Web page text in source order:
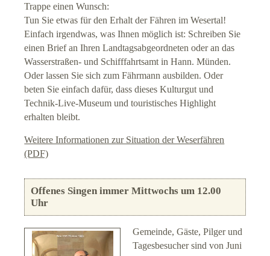
Trappe einen Wunsch:
Tun Sie etwas für den Erhalt der Fähren im Wesertal!
Einfach irgendwas, was Ihnen möglich ist: Schreiben Sie
einen Brief an Ihren Landtagsabgeordneten oder an das
Wasserstraßen- und Schifffahrtsamt in Hann. Münden.
Oder lassen Sie sich zum Fährmann ausbilden. Oder
beten Sie einfach dafür, dass dieses Kulturgut und
Technik-Live-Museum und touristisches Highlight
erhalten bleibt.
Weitere Informationen zur Situation der Weserfähren
(PDF)
Offenes Singen immer Mittwochs um 12.00
Uhr
Gemeinde, Gäste, Pilger und
Tagesbesucher sind von Juni